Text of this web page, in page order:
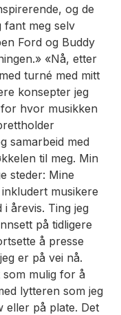
og de
fant meg selv
Ford og Buddy
«Nå, etter
turné med mitt
konsepter jeg
hvor musikken
samarbeid med
til meg. Min
steder: Mine
musikere
årevis. Ting jeg
på tidligere
å presse
er på vei nå.
som mulig for å
lytteren som jeg
eller på plate. Det